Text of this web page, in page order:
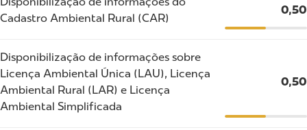
Cadastro Ambiental Rural (CAR)
0,50
Disponibilização de informações sobre
Licença Ambiental Única (LAU), Licença
Ambiental Rural (LAR) e Licença
Ambiental Simplificada
0,50